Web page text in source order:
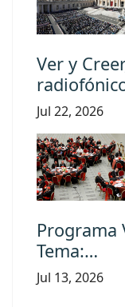
Ver y
Jul 22, 2026
Programa
Tema:…
Jul 13, 2026